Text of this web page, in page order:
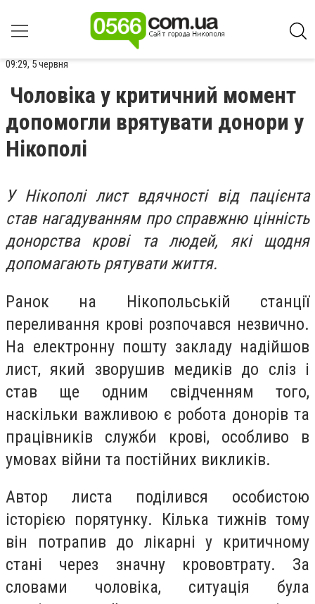
09:29, 5 червня
Чоловіка у критичний момент
допомогли врятувати донори у
Нікополі
У Нікополі лист вдячності від пацієнта
став нагадуванням про справжню цінність
донорства крові та людей, які щодня
допомагають рятувати життя.
Ранок на Нікопольській станції
переливання крові розпочався незвично.
На електронну пошту закладу надійшов
лист, який зворушив медиків до сліз і
став ще одним свідченням того,
наскільки важливою є робота донорів та
працівників служби крові, особливо в
умовах війни та постійних викликів.
Автор листа поділився особистою
історією порятунку. Кілька тижнів тому
він потрапив до лікарні у критичному
стані через значну крововтрату. За
словами чоловіка, ситуація була